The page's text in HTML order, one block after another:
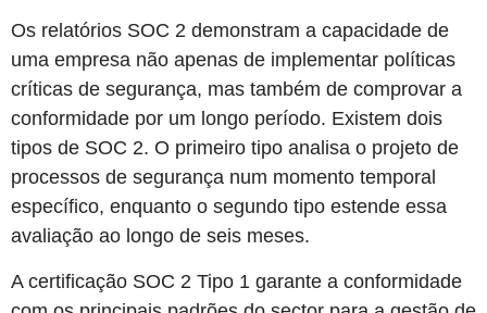
Os relatórios SOC 2 demonstram a capacidade de
uma empresa não apenas de implementar políticas
críticas de segurança, mas também de comprovar a
conformidade por um longo período. Existem dois
tipos de SOC 2. O primeiro tipo analisa o projeto de
processos de segurança num momento temporal
específico, enquanto o segundo tipo estende essa
avaliação ao longo de seis meses.
A certificação SOC 2 Tipo 1 garante a conformidade